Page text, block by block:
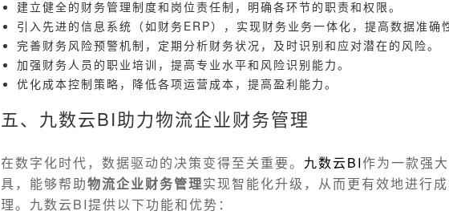
建立健全的财务管理制度和岗位责任制，明确各环节的职责和权限。
引入先进的信息系统（如财务ERP），实现财务业务一体化，提高数据准确
完善财务风险预警机制，定期分析财务状况，及时识别和应对潜在的风险。
加强财务人员的职业培训，提高专业水平和风险识别能力。
优化成本控制策略，降低各项运营成本，提高盈利能力。
五、九数云BI助力物流企业财务管理
在数字化时代，数据驱动的决策变得至关重要。 九数云BI作为一款强
具，能够帮助物流企业财务管理实现智能化升级，从而更有效地进行
理。九数云BI提供以下功能和优势：